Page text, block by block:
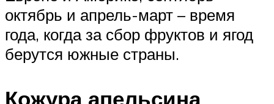
октябрь и апрель-март – время
года, когда за сбор фруктов и ягод
берутся южные страны.
Кожура апельсина